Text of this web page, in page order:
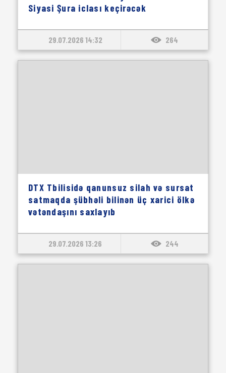
Siyasi Şura iclası keçirəcək
29.07.2026 14:32 264
DTX Tbilisidə qanunsuz silah və sursat
satmaqda şübhəli bilinən üç xarici ölkə
vətəndaşını saxlayıb
29.07.2026 13:26 244